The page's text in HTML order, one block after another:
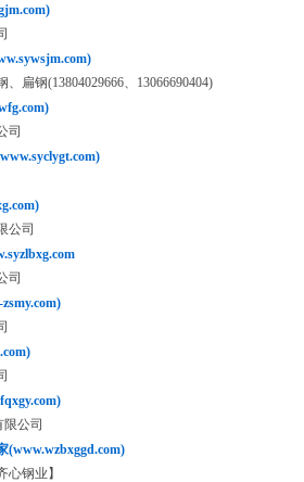
扁钢(13804029666、13066690404)
司
公司
司
公司
(www.wzbxggd.com)
心钢业】